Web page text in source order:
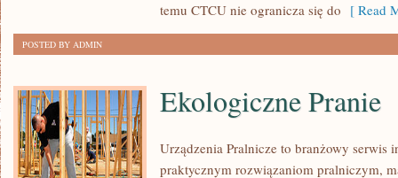
temu CTCU nie ogranicza się do [ Read
POSTED BY ADMIN
Ekologiczne Pranie
Urządzenia Pralnicze to branżowy serwis
praktycznym rozwiązaniom pralniczym,